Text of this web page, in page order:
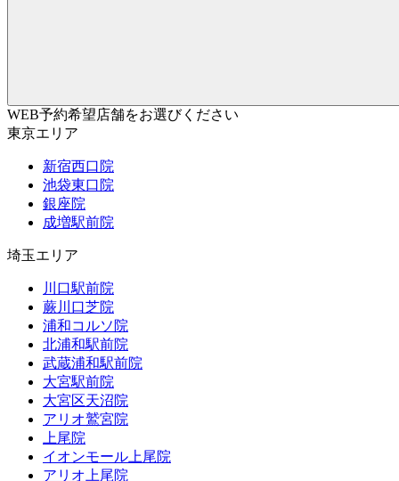
WEB予約希望店舗をお選びください
東京エリア
新宿西口院
池袋東口院
銀座院
成増駅前院
埼玉エリア
川口駅前院
蕨川口芝院
浦和コルソ院
北浦和駅前院
武蔵浦和駅前院
大宮駅前院
大宮区天沼院
アリオ鷲宮院
上尾院
イオンモール上尾院
アリオ上尾院